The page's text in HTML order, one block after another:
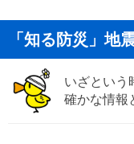
「知る防災」地
いざという
確かな情報